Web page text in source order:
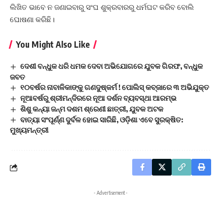
ଲିଖିତ ଭାବେ ନ ଜଣାଇବାରୁ ସଂଘ ଶୁକ୍ରବାରରୁ ଧର୍ମଘଟ କରିବ ବୋଲି
ଘୋଷଣା କରିଛି।
You Might Also Like
ଦେଶୀ ବନ୍ଧୁକ ଧରି ଧମକ ଦେବା ଅଭିଯୋଗରେ ଯୁବକ ଗିରଫ, ବନ୍ଧୁକ
ଜବତ
୧୦ବର୍ଷର ନାବାଳିକାଙ୍କୁ ଗଣଦୁଷ୍କର୍ମ ! ପୋଲିସ୍‌ କବ୍‌ଜାରେ ୩ ଅଭିଯୁକ୍ତ
ନୂଆବର୍ଷରୁ ଶ୍ରୀମନ୍ଦିରରେ ନୂଆ ଦର୍ଶନ ବ୍ୟବସ୍ଥା ଆରମ୍ଭ
ଶିଶୁ କନ୍ୟା ଜନ୍ମ ଦଶମ ଶ୍ରେଣୀ ଛାତ୍ରୀ, ଯୁବକ ଅଟକ
ବାତ୍ୟା ସଂପୂର୍ଣ୍ଣ ଦୁର୍ବଳ ହୋଇ ସାରିଛି, ଓଡ଼ିଶା ଏବେ ସୁରକ୍ଷିତ:
ମୁଖ୍ୟମନ୍ତ୍ରୀ
- Advertisement -